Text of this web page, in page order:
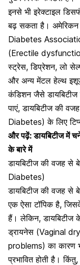
इनसे भी इरेक्टाइल
बढ़ सकता है। अमेरिकन
Diabetes
(Erectile
स्ट्रेस, डिप्रेशन, लो
और अन्यमेंटल हेल्थ
कंडिशन जैसे
पाएं, डायबिटीज की
Diabetes) के लिए
और पढ़ें:डायबिटीज में
के बारे में
डायबिटीज की वजह
Diabetes)
डायबिटीज की वजह
एक ऐसा टॉपिक है,
हैं। लेकिन,डायबिटीज
ड्रायनेस (Vaginal
problems) का कारण
प्रभावित होती है।